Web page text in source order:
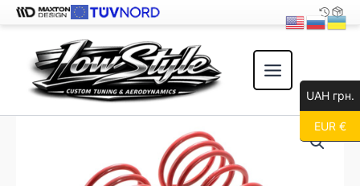
содержимому
UAH грн.
EUR €